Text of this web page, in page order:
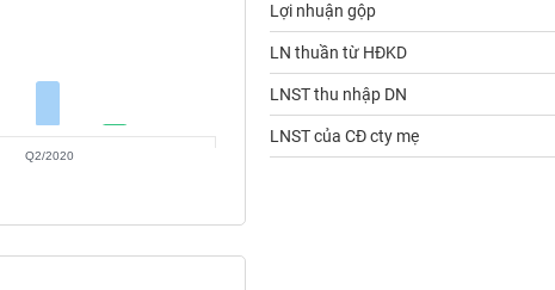
Q2/2020
Lợi nhuận gộp
LN thuần từ HĐKD
LNST thu nhập DN
LNST của CĐ cty mẹ